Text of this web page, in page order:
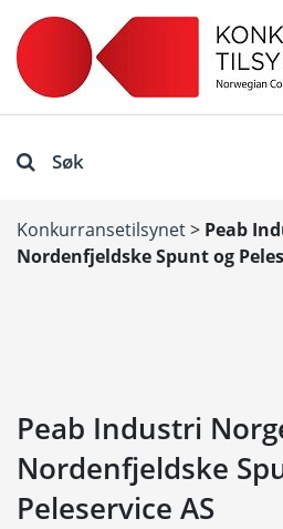
Søk
Konkurransetilsynet> Peab
Nordenfjeldske Spunt og
Peab Industri
Nordenfjeldske
Peleservice AS